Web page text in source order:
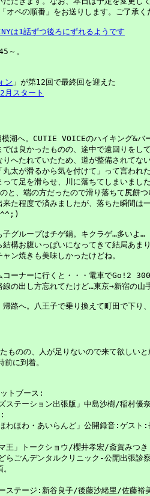
ペの順番」をお送りします。ご了承く
は1話ずつ後ろにずれるようです
～。
ン 」が第12回で最終回を迎えた
月スタート
湖へ。CUTIE VOICEのハイキング&バ
は良かったものの、途中で遠回りをし
へたれていたため、道が整備されてな
太が滑るから気を付けて」って言われ
て足を滑らせ、川に落ちてしまいまし
と、端の方だったので滑り落ちて尻餅
た程度で済みましたが、落ちた瞬間は
グループはチゲ鍋。キクラゲ…多いよ…
構お腹いっぱいになってきて結局あ
ン焼きも美味しかったけどね。
ーナーに行くと・・・電車でGo!2
の出し方忘れてたけど…東京→新宿の山
路へ。八王子で乗り換えて町田で下り
ものの、人が足りないので来て欲しい
に到着。
トブース:
ーション出張版」中島沙樹/稲村優
わ・あいらんど」公開録音:ゲスト:
トークショウ/櫻井孝宏/斎賀みつき
んデンタルクリニック-公開出張診察
ージ:新谷良子/後藤沙緒里/佐藤裕